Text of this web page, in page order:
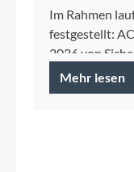
Im Rahmen
festgestellt:
2026 von
Mehr lesen